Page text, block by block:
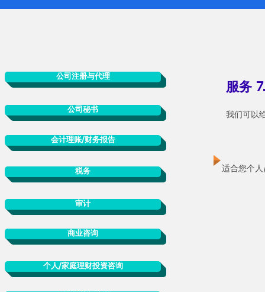
公司注册与代理
公司秘书
服务
我们可以
会计理账/财务报告
税务 适合您个
审计
商业咨询
个人/家庭理财投资咨询